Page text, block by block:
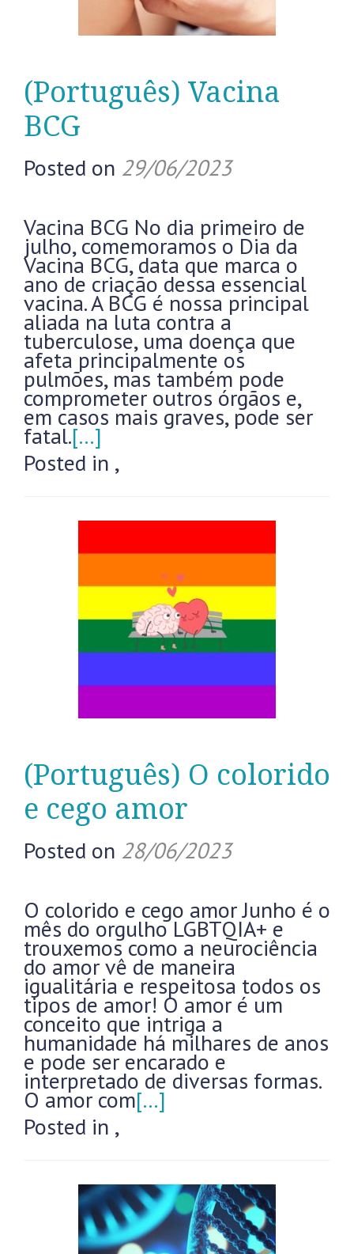
(Português) Vacina
BCG
Posted on 29/06/2023
Vacina BCG No dia primeiro de
julho, comemoramos o Dia da
Vacina BCG, data que marca o
ano de criação dessa essencial
vacina. A BCG é nossa principal
aliada na luta contra a
tuberculose, uma doença que
afeta principalmente os
pulmões, mas também pode
comprometer outros órgãos e,
em casos mais graves, pode ser
fatal.[…]
Posted in ,
(Português) O colorido
e cego amor
Posted on 28/06/2023
O colorido e cego amor Junho é o
mês do orgulho LGBTQIA+ e
trouxemos como a neurociência
do amor vê de maneira
igualitária e respeitosa todos os
tipos de amor! O amor é um
conceito que intriga a
humanidade há milhares de anos
e pode ser encarado e
interpretado de diversas formas.
O amor com[…]
Posted in ,